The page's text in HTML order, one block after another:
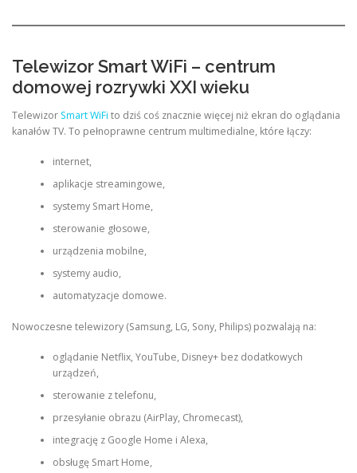
Telewizor Smart WiFi – centrum
domowej rozrywki XXI wieku
Telewizor Smart WiFi to dziś coś znacznie więcej niż ekran do oglądania
kanałów TV. To pełnoprawne centrum multimedialne, które łączy:
internet,
aplikacje streamingowe,
systemy Smart Home,
sterowanie głosowe,
urządzenia mobilne,
systemy audio,
automatyzacje domowe.
Nowoczesne telewizory (Samsung, LG, Sony, Philips) pozwalają na:
oglądanie Netflix, YouTube, Disney+ bez dodatkowych
urządzeń,
sterowanie z telefonu,
przesyłanie obrazu (AirPlay, Chromecast),
integrację z Google Home i Alexa,
obsługę Smart Home,